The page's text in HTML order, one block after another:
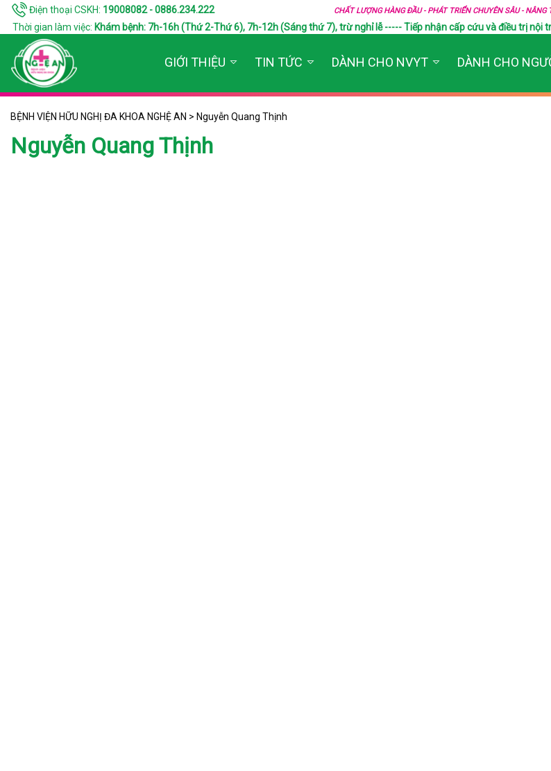
Điện thoại CSKH: 19008082 - 0886.234.222 CHẤT LƯỢNG HÀNG ĐẦU - PHÁT TRIỂN CHUYÊN SÂU - NÂNG
Thời gian làm việc: Khám bệnh: 7h-16h (Thứ 2-Thứ 6), 7h-12h (Sáng thứ 7), trừ nghỉ lễ ----- Tiếp nhận cấp cứu và điều trị nội
GIỚI THIỆU TIN TỨC DÀNH CHO NVYT DÀNH CHO
BỆNH VIỆN HỮU NGHỊ ĐA KHOA NGHỆ AN > Nguyễn Quang Thịnh
Nguyễn Quang Thịnh